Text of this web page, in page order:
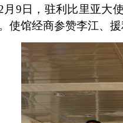
月9日，驻利比里亚大
使馆经商参赞李江、援